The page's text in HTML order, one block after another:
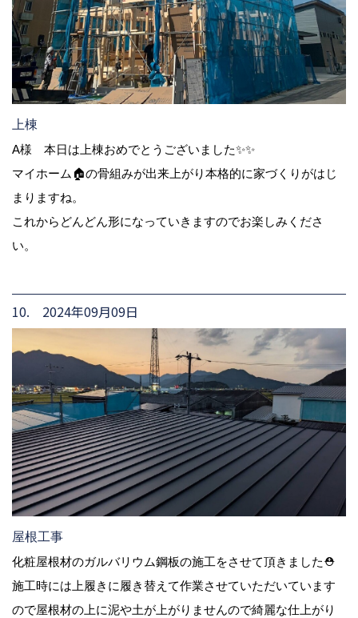
上棟
A様 本日は上棟おめでとうございました✨✨
マイホーム🏠の骨組みが出来上がり本格的に家づくりがはじ
まりますね。
これからどんどん形になっていきますのでお楽しみくださ
い。
10. 2024年09月09日
屋根工事
化粧屋根材のガルバリウム鋼板の施工をさせて頂きました⛑
施工時には上履きに履き替えて作業させていただいています
ので屋根材の上に泥や土が上がりませんので綺麗な仕上がり